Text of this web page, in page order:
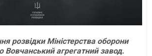
розвідки Міністерства оборони
Вовчанський агрегатний завод.